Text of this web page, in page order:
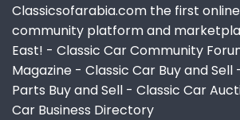
Classicsofarabia.com the first
community platform and
East! - Classic Car Community
Magazine - Classic Car Buy and Sell
Parts Buy and Sell - Classic Car
Car Business Directory